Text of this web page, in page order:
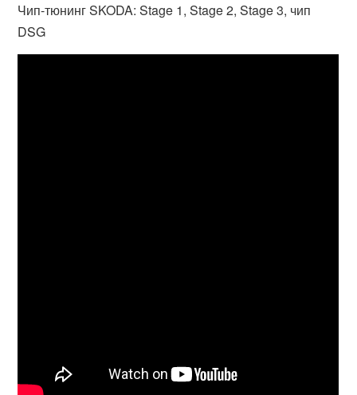
Чип-тюнинг SKODA: Stage 1, Stage 2, Stage 3, чип
DSG